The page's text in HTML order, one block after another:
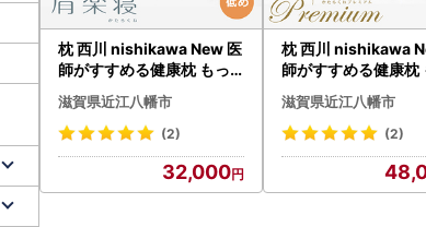
枕 西川 nishikawa New 医
師がすすめる健康枕 もっ
と肩楽寝 ピローケース付
き 低め グレー P342W ま
くら
滋賀県近江八幡市
(2)
32,000
枕 西川 nishikawa
師がすすめる健康枕
と肩楽寝 プレミアム
ーケース付き 低め ブ
P359W まくら
滋賀県近江八幡市
(2)